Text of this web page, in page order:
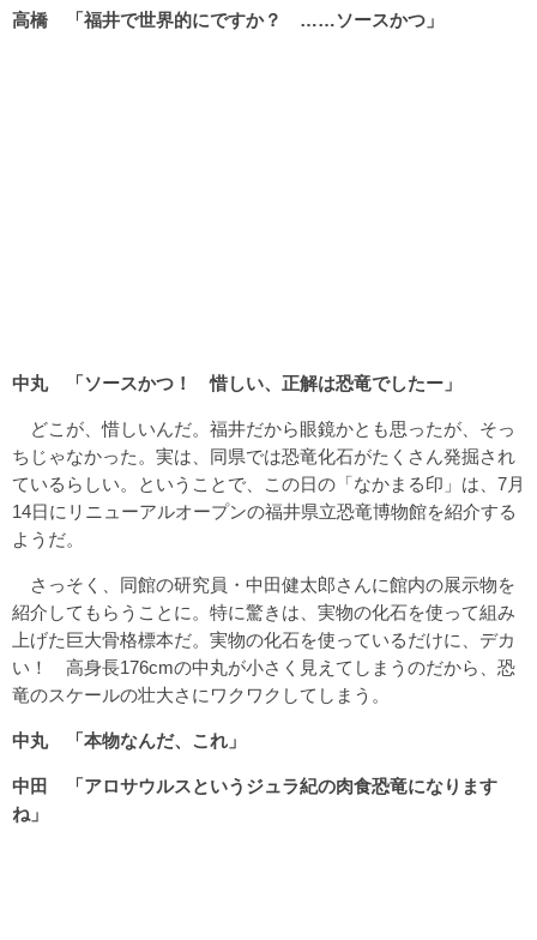
高橋 「福井で世界的にですか？ ……ソースかつ」
中丸 「ソースかつ！ 惜しい、正解は恐竜でしたー」
どこが、惜しいんだ。福井だから眼鏡かとも思ったが、そっ
ちじゃなかった。実は、同県では恐竜化石がたくさん発掘され
ているらしい。ということで、この日の「なかまる印」は、7月
14日にリニューアルオープンの福井県立恐竜博物館を紹介する
ようだ。
さっそく、同館の研究員・中田健太郎さんに館内の展示物を
紹介してもらうことに。特に驚きは、実物の化石を使って組み
上げた巨大骨格標本だ。実物の化石を使っているだけに、デカ
い！ 高身長176cmの中丸が小さく見えてしまうのだから、恐
竜のスケールの壮大さにワクワクしてしまう。
中丸 「本物なんだ、これ」
中田 「アロサウルスというジュラ紀の肉食恐竜になります
ね」